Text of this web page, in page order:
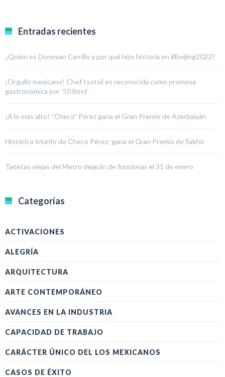
Entradas recientes
¿Quién es Donovan Carrillo y por qué hizo historia en #Beijing2022?
¡Orgullo mexicano! Chef tsotsil es reconocida como promesa
gastronómica por ’50 Best’
¡A lo más alto! “Checo” Pérez gana el Gran Premio de Azerbaiyán
Histórico triunfo de Checo Pérez; gana el Gran Premio de Sakhir
Tarjetas viejas del Metro dejarán de funcionar el 31 de enero
Categorías
ACTIVACIONES
ALEGRÍA
ARQUITECTURA
ARTE CONTEMPORÁNEO
AVANCES EN LA INDUSTRIA
CAPACIDAD DE TRABAJO
CARÁCTER ÚNICO DEL LOS MEXICANOS
CASOS DE ÉXITO